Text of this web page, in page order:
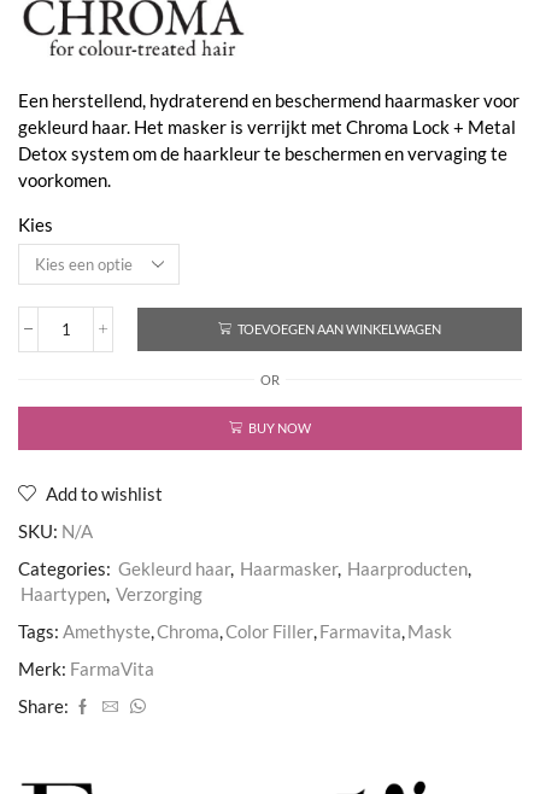
tot
€18,50
Een herstellend, hydraterend en beschermend haarmasker voor
gekleurd haar. Het masker is verrijkt met Chroma Lock + Metal
Detox system om de haarkleur te beschermen en vervaging te
voorkomen.
Kies
Amethyste
Filler
aantal
TOEVOEGEN AAN WINKELWAGEN
OR
BUY NOW
Add to wishlist
SKU: N/A
Categories: Gekleurd haar, Haarmasker, Haarproducten
Haartypen Verzorging
Tags: Amethyste Chroma Color Filler Farmavita Mask
Merk: FarmaVita
Share: